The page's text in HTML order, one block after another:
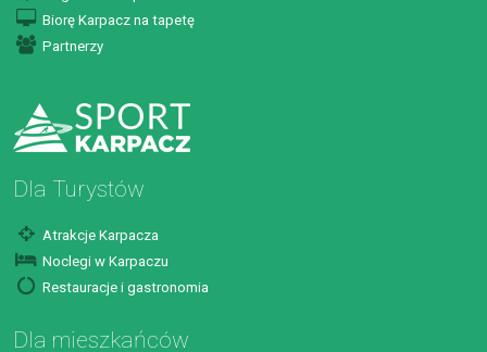
Biorę Karpacz na tapetę
Partnerzy
Dla Turystów
Atrakcje Karpacza
Noclegi w Karpaczu
Restauracje i gastronomia
Dla mieszkańców